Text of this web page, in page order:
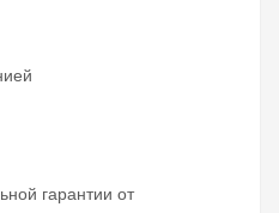
гарантии от